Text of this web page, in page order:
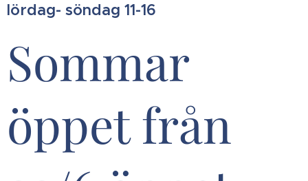
lördag- söndag 11-16
Sommar
öppet från